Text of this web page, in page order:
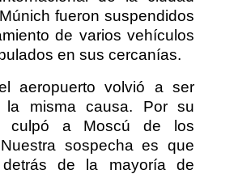
fueron suspendidos
de varios vehículos
en sus cercanías.
aeropuerto volvió a ser
la misma causa. Por su
culpó a Moscú de los
sospecha es que
de la mayoría de